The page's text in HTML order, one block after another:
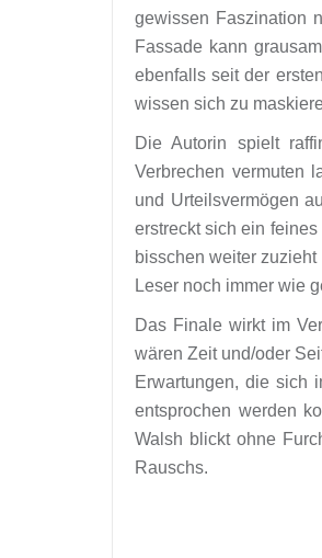
gewissen Faszination
Fassade kann
ebenfalls seit der
wissen sich zu
Die Autorin spielt
Verbrechen vermuten
und Urteilsvermögen
erstreckt sich ein
bisschen weiter
Leser noch immer wie
Das Finale wirkt im
wären Zeit und/oder
Erwartungen, die sich
entsprochen werden
Walsh blickt ohne
Rauschs.